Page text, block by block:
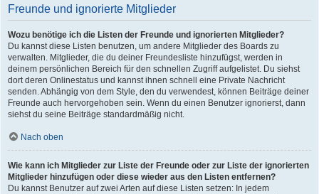
Freunde und ignorierte Mitglieder
Wozu benötige ich die Listen der Freunde und ignorierten Mitglieder?
Du kannst diese Listen benutzen, um andere Mitglieder des Boards zu
verwalten. Mitglieder, die du deiner Freundesliste hinzufügst, werden in
deinem persönlichen Bereich für den schnellen Zugriff aufgelistet. Du siehst
dort deren Onlinestatus und kannst ihnen schnell eine Private Nachricht
senden. Abhängig von dem Style, den du verwendest, können Beiträge deiner
Freunde auch hervorgehoben sein. Wenn du einen Benutzer ignorierst, dann
siehst du seine Beiträge standardmäßig nicht.
Nach oben
Wie kann ich Mitglieder zur Liste der Freunde oder zur Liste der ignorierten
Mitglieder hinzufügen oder diese wieder aus den Listen entfernen?
Du kannst Benutzer auf zwei Arten auf diese Listen setzen: In jedem